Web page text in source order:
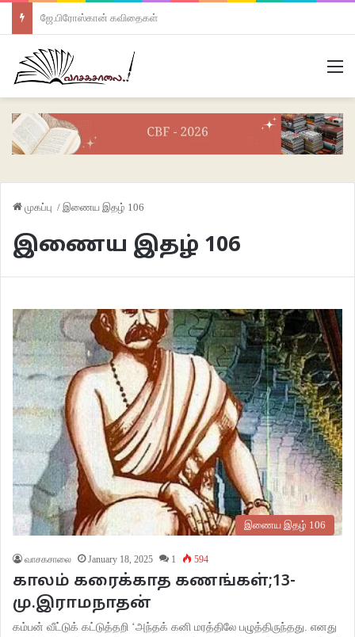
ஜே.பிரோஸ்கான் கவிதைகள்
முகப்பு / இணைய இதழ் 106
இணைய இதழ் 106
இணைய இதழ் 106
வாசகசாலை January 18, 2025 1 594
காலம் கரைக்காத கணங்கள்;13-
மு.இராமநாதன்
கம்பன் வீட்டுக் கட்டுத்தறி ‘அந்தக் கனி மரத்திலே பழுத்திருந்தது. எனது